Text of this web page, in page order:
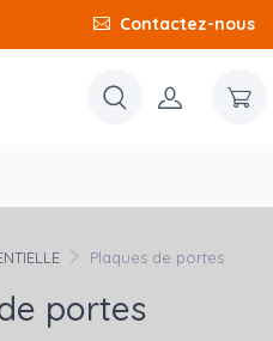
Contactez-nous
Plaques de portes
portes